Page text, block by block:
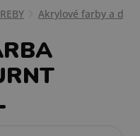
Akrylové farby a